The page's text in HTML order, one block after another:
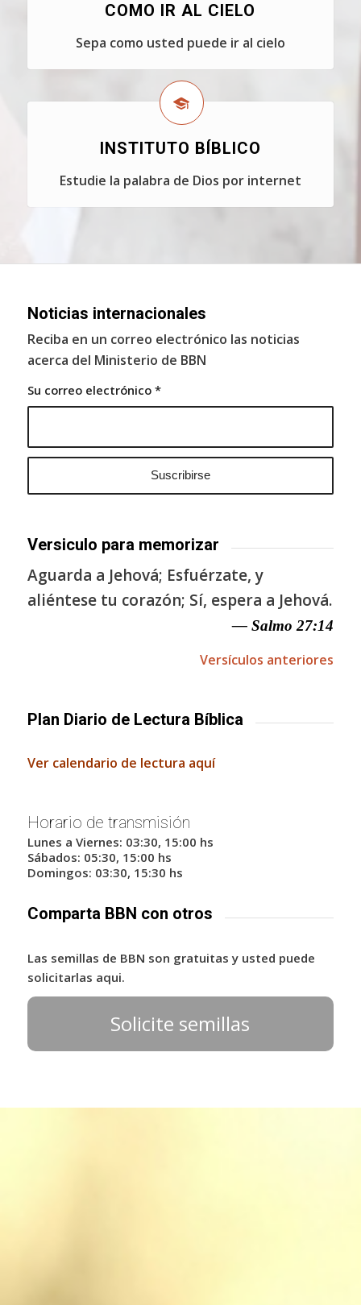
COMO IR AL CIELO
Sepa como usted puede ir al cielo
INSTITUTO BÍBLICO
Estudie la palabra de Dios por internet
Noticias internacionales
Reciba en un correo electrónico las noticias
acerca del Ministerio de BBN
Su correo electrónico *
Versiculo para memorizar
Aguarda a Jehová; Esfuérzate, y
aliéntese tu corazón; Sí, espera a Jehová.
— Salmo 27:14
Versículos anteriores
Plan Diario de Lectura Bíblica
Ver calendario de lectura aquí
Horario de transmisión
Lunes a Viernes: 03:30, 15:00 hs
Sábados: 05:30, 15:00 hs
Domingos: 03:30, 15:30 hs
Comparta BBN con otros
Las semillas de BBN son gratuitas y usted puede
solicitarlas aqui.
Solicite semillas